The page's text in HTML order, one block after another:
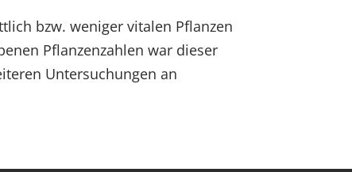
bzw. weniger vitalen Pflanzen
Pflanzenzahlen war dieser
Untersuchungen an